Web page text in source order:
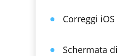
Correggi iOS
Schermata di